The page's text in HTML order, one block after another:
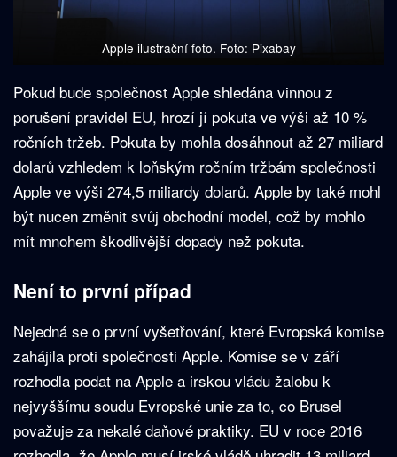
Apple ilustrační foto. Foto: Pixabay
Pokud bude společnost Apple shledána vinnou z
porušení pravidel EU, hrozí jí pokuta ve výši až 10 %
ročních tržeb. Pokuta by mohla dosáhnout až 27 miliard
dolarů vzhledem k loňským ročním tržbám společnosti
Apple ve výši 274,5 miliardy dolarů. Apple by také mohl
být nucen změnit svůj obchodní model, což by mohlo
mít mnohem škodlivější dopady než pokuta.
Není to první případ
Nejedná se o první vyšetřování, které Evropská komise
zahájila proti společnosti Apple. Komise se v září
rozhodla podat na Apple a irskou vládu žalobu k
nejvyššímu soudu Evropské unie za to, co Brusel
považuje za nekalé daňové praktiky. EU v roce 2016